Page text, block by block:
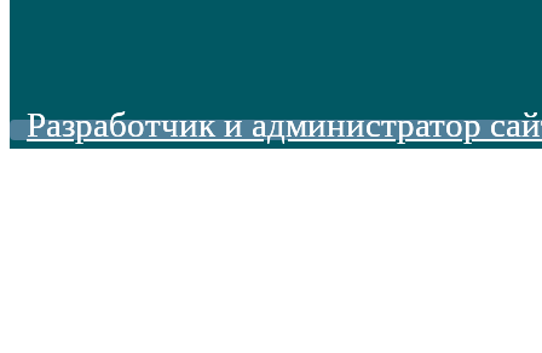
Разработчик и администратор